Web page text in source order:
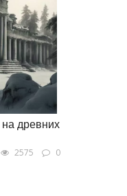
древних
2575 0